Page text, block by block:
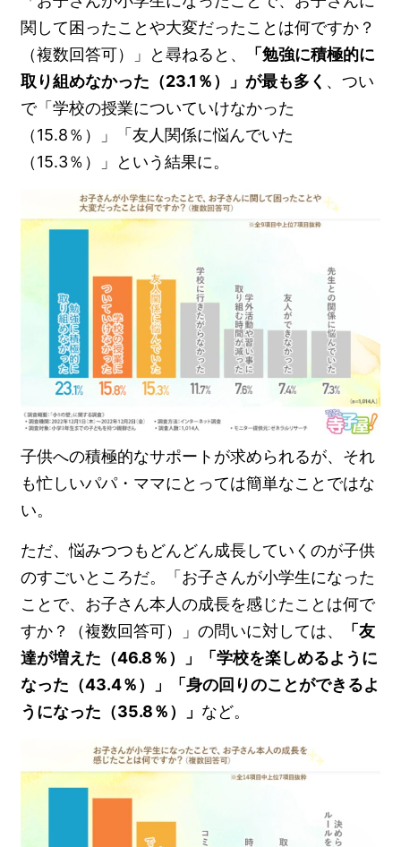
関して困ったことや大変だったことは何ですか？
（複数回答可）」と尋ねると、
「勉強に積極的に
取り組めなかった（23.1％）」が最も多く 、つい
で「学校の授業についていけなかった
（15.8％）」「友人関係に悩んでいた
（15.3％）」という結果に。
子供への積極的なサポートが求められるが、それ
も忙しいパパ・ママにとっては簡単なことではな
い。
ただ、悩みつつもどんどん成長していくのが子供
のすごいところだ。「お子さんが小学生になった
ことで、お子さん本人の成長を感じたことは何で
すか？（複数回答可）」の問いに対しては、
「友
達が増えた（46.8％）」「学校を楽しめるように
なった（43.4％）」「身の回りのことができるよ
うになった（35.8％）」 など。